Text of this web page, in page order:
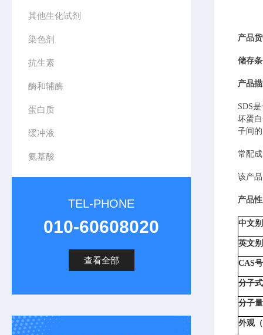
其他生化试剂
染色剂
抗生素
酶和辅酶
蛋白质
缓冲液
氨基酸
TEL-PHONE
010-60608020
查看全部
产品
储存
产品
SDS是
坏蛋
子间
常配成
该产
产品
中文
英文
CAS
分子
分子
外观